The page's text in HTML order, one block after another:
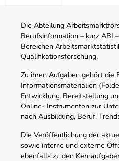
Die Abteilung
Berufsinformation – kurz ABI
Bereichen
Qualifikationsforschung.
Zu ihren Aufgaben gehört die
Informationsmaterialien
Entwicklung, Bereitstellung
Online- Instrumenten zur
nach Ausbildung, Beruf,
Die Veröffentlichung der
sowie interne und externe
ebenfalls zu den